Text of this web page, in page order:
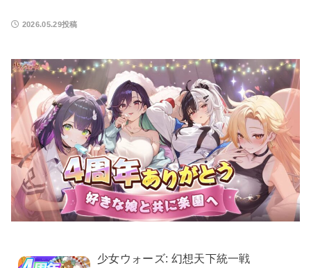
2026.05.29投稿
少女ウォーズ: 幻想天下統一戦